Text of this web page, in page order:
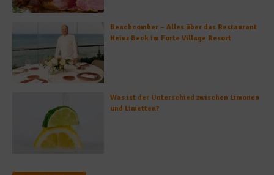
Beachcomber – Alles über das Restaurant
Heinz Beck im Forte Village Resort
Was ist der Unterschied zwischen Limonen
und Limetten?